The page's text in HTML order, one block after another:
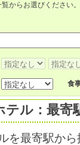
からお選びください。
食
ル：最寄
を最寄駅か